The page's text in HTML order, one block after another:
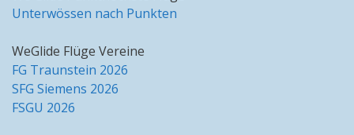
Unterwössen nach Punkten
WeGlide Flüge Vereine
FG Traunstein 2026
SFG Siemens 2026
FSGU 2026